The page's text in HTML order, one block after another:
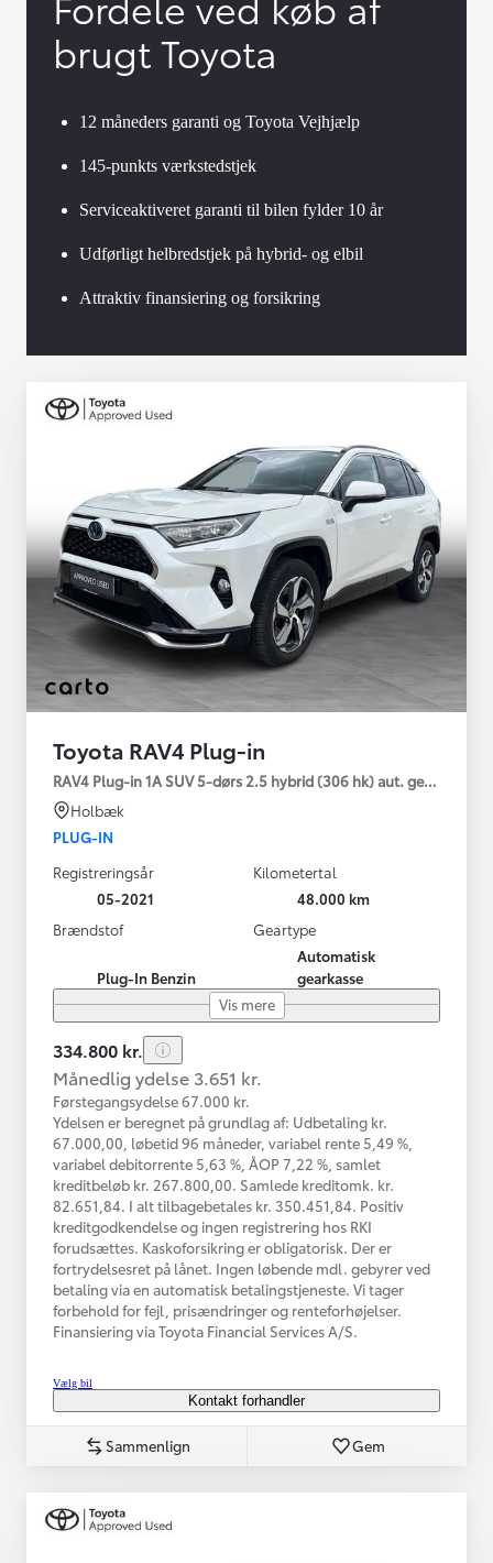
brugt Toyota
12 måneders garanti og Toyota Vejhjælp
145-punkts værkstedstjek
Serviceaktiveret garanti til bilen fylder 10 år
Udførligt helbredstjek på hybrid- og elbil
Attraktiv finansiering og forsikring
Toyota RAV4 Plug-in
RAV4 Plug-in 1A SUV 5-dørs 2.5 hybrid (306 hk) aut. gear AWD-i
Holbæk
PLUG-IN
Registreringsår
05-2021
Kilometertal
48.000 km
Brændstof
Plug-In Benzin
Geartype
Automatisk
gearkasse
Vis mere
334.800 kr.
Månedlig ydelse 3.651 kr.
Førstegangsydelse 67.000 kr.
Ydelsen er beregnet på grundlag af: Udbetaling kr.
67.000,00, løbetid 96 måneder, variabel rente 5,49 %,
variabel debitorrente 5,63 %, ÅOP 7,22 %, samlet
kreditbeløb kr. 267.800,00. Samlede kreditomk. kr.
82.651,84. I alt tilbagebetales kr. 350.451,84. Positiv
kreditgodkendelse og ingen registrering hos RKI
forudsættes. Kaskoforsikring er obligatorisk. Der er
fortrydelsesret på lånet. Ingen løbende mdl. gebyrer ved
betaling via en automatisk betalingstjeneste. Vi tager
forbehold for fejl, prisændringer og renteforhøjelser.
Finansiering via Toyota Financial Services A/S.
Vælg bil
Kontakt forhandler
Sammenlign Gem